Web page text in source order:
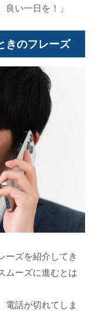
良い一日を！」
きのフレーズ
ーズを紹介してき
ムーズに進むとは
電話が切れてしま